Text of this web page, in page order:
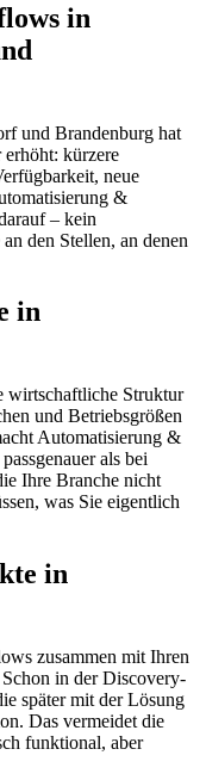
in
und Brandenburg hat
kürzere
neue
&
– kein
den Stellen, an denen
in
wirtschaftliche Struktur
und Betriebsgrößen
Automatisierung &
als bei
Ihre Branche nicht
was Sie eigentlich
in
zusammen mit Ihren
in der Discovery-
später mit der Lösung
Das vermeidet die
funktional, aber